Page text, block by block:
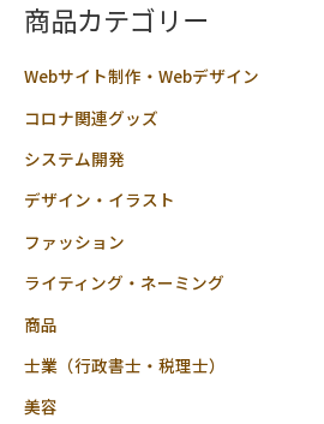
商品カテゴリー
Webサイト制作・Webデザイン
コロナ関連グッズ
システム開発
デザイン・イラスト
ファッション
ライティング・ネーミング
商品
士業（行政書士・税理士）
美容